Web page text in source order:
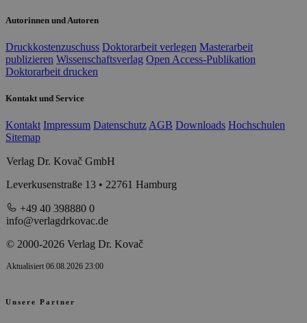
Autorinnen und Autoren
Druckkostenzuschuss Doktorarbeit verlegen Masterarbeit
publizieren Wissenschaftsverlag Open Access-Publikation
Doktorarbeit drucken
Kontakt und Service
Kontakt Impressum Datenschutz AGB Downloads Hochschulen
Sitemap
Verlag Dr. Kovač GmbH
Leverkusenstraße 13 • 22761 Hamburg
+49 40 398880 0
info@verlagdrkovac.de
© 2000-2026 Verlag Dr. Kovač
Aktualisiert 06.08.2026 23:00
Unsere Partner